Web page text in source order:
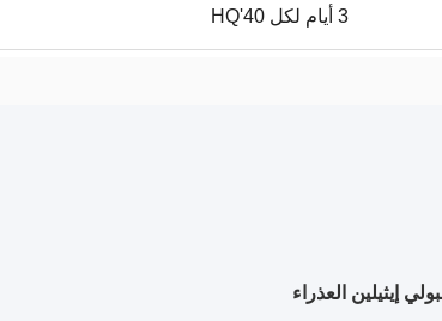
3 أيام لكل 40'HQ